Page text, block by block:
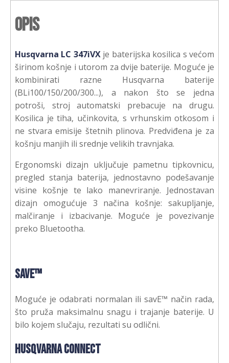
Opis
Husqvarna LC 347iVXje baterijska kosilica s većom
širinom košnje i utorom za dvije baterije. Moguće je
kombinirati razne Husqvarna baterije
(BLi100/150/200/300...), a nakon što se jedna
potroši, stroj automatski prebacuje na drugu.
Kosilica je tiha, učinkovita, s vrhunskim otkosom i
ne stvara emisije štetnih plinova. Predviđena je za
košnju manjih ili srednje velikih travnjaka.
Ergonomski dizajn uključuje pametnu tipkovnicu,
pregled stanja baterija, jednostavno podešavanje
visine košnje te lako manevriranje. Jednostavan
dizajn omogućuje 3 načina košnje: sakupljanje,
malčiranje i izbacivanje. Moguće je povezivanje
preko Bluetootha.
savE™
Moguće je odabrati normalan ili savE™ način rada,
što pruža maksimalnu snagu i trajanje baterije. U
bilo kojem slučaju, rezultati su odlični.
Husqvarna Connect